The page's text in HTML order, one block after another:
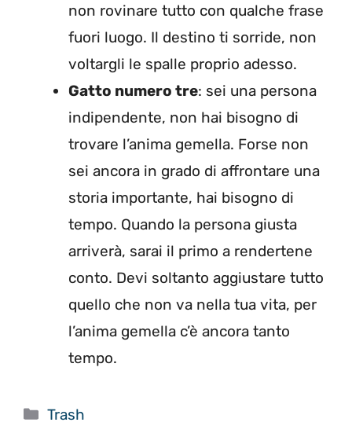
non rovinare tutto con qualche frase
fuori luogo. Il destino ti sorride, non
voltargli le spalle proprio adesso.
Gatto numero tre: sei una persona
indipendente, non hai bisogno di
trovare l’anima gemella. Forse non
sei ancora in grado di affrontare una
storia importante, hai bisogno di
tempo. Quando la persona giusta
arriverà, sarai il primo a rendertene
conto. Devi soltanto aggiustare tutto
quello che non va nella tua vita, per
l’anima gemella c’è ancora tanto
tempo.
Categorie
Trash